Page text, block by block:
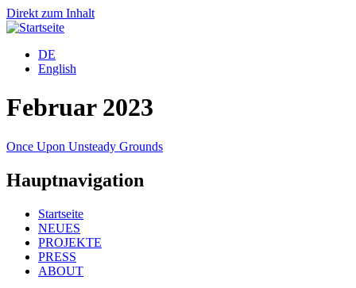
Direkt zum Inhalt
DE
English
Februar 2023
Once Upon Unsteady Grounds
Hauptnavigation
Startseite
NEUES
PROJEKTE
PRESS
ABOUT